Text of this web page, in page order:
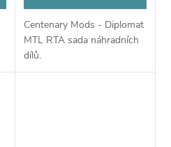
Centenary Mods - Diplomat
MTL RTA sada náhradních
dílů.